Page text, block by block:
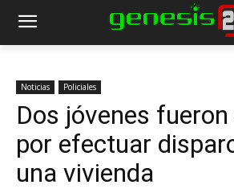
Noticias Policiales
Dos jóvenes
por efectuar
una vivienda